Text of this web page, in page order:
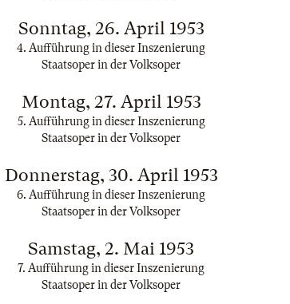
Sonntag, 26. April 1953
4. Aufführung in dieser Inszenierung
Staatsoper in der Volksoper
Montag, 27. April 1953
5. Aufführung in dieser Inszenierung
Staatsoper in der Volksoper
Donnerstag, 30. April 1953
6. Aufführung in dieser Inszenierung
Staatsoper in der Volksoper
Samstag, 2. Mai 1953
7. Aufführung in dieser Inszenierung
Staatsoper in der Volksoper